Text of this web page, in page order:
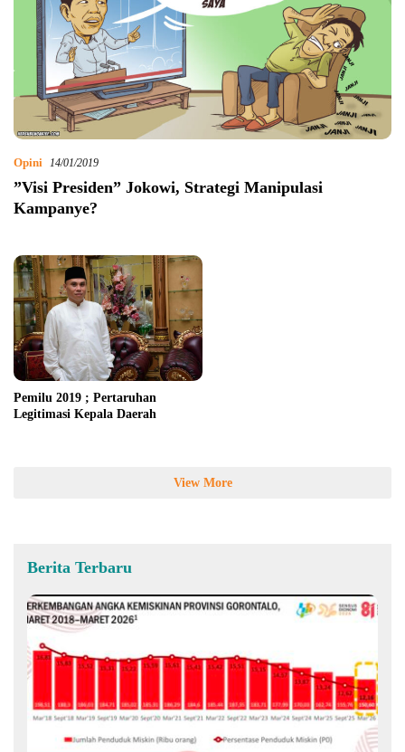
Opini 14/01/2019
”Visi Presiden” Jokowi, Strategi Manipulasi
Kampanye?
Pemilu 2019 ; Pertaruhan
Legitimasi Kepala Daerah
View More
Berita Terbaru